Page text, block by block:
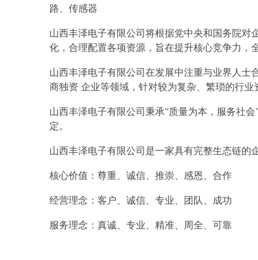
路、传感器
山西丰泽电子有限公司将根据党中央和国务院
化，合理配置各项资源，旨在提升核心竞争力，
山西丰泽电子有限公司在发展中注重与业界人
商独资 企业等领域，针对较为复杂、繁琐的行
山西丰泽电子有限公司秉承“质量为本，服务社
定。
山西丰泽电子有限公司是一家具有完整生态链的
核心价值：尊重、诚信、推崇、感恩、合作
经营理念：客户、诚信、专业、团队、成功
服务理念：真诚、专业、精准、周全、可靠